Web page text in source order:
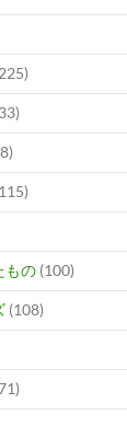
もの (100)
(108)